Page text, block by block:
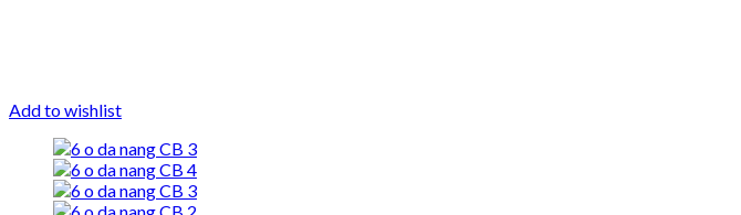
Add to wishlist